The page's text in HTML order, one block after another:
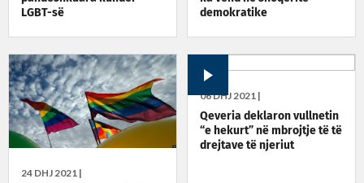
LGBT-së
demokratike
24 DHJ 2021 |
06 DHJ 2021 |
Qeveria deklaron vullnetin
“e hekurt” në mbrojtje të të
drejtave të njeriut